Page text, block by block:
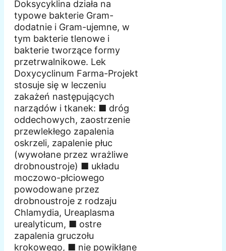
Doksycyklina działa na
typowe bakterie Gram-
dodatnie i Gram-ujemne, w
tym bakterie tlenowe i
bakterie tworzące formy
przetrwalnikowe. Lek
Doxycyclinum Farma-Projekt
stosuje się w leczeniu
zakażeń następujących
narządów i tkanek: ■ dróg
oddechowych, zaostrzenie
przewlekłego zapalenia
oskrzeli, zapalenie płuc
(wywołane przez wrażliwe
drobnoustroje) ■ układu
moczowo-płciowego
powodowane przez
drobnoustroje z rodzaju
Chlamydia, Ureaplasma
urealyticum, ■ ostre
zapalenia gruczołu
krokowego, ■ nie powikłane